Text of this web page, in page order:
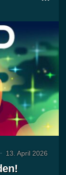
13. April 2026